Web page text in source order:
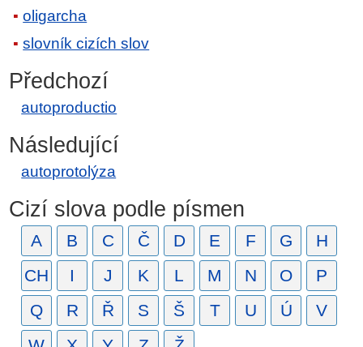
oligarcha
slovník cizích slov
Předchozí
autoproductio
Následující
autoprotolýza
Cizí slova podle písmen
A B C Č D E F G
H
CH
I J K L M N O
P
Q
R Ř S Š T U Ú
V